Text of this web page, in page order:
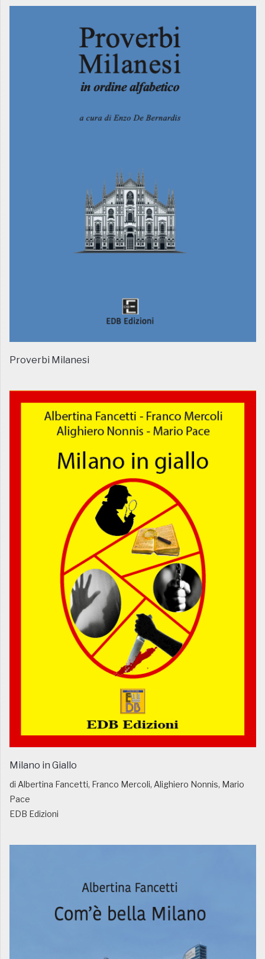
Proverbi Milanesi
Milano in Giallo
di Albertina Fancetti, Franco Mercoli, Alighiero Nonnis, Mario
Pace
EDB Edizioni